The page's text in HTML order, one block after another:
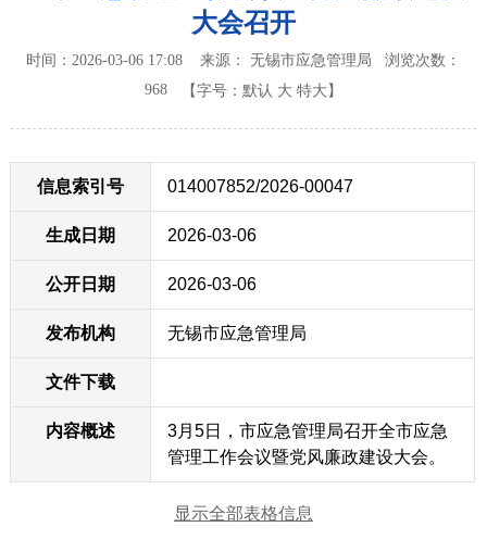
大会召开
时间：2026-03-06 17:08 来源： 无锡市应急管理局 浏览次数：
968
【字号：默认 大 特大 】
信息索引号 014007852/2026-00047
生成日期 2026-03-06
公开日期 2026-03-06
发布机构 无锡市应急管理局
文件下载
内容概述
3月5日，市应急管理局召开全市应急
管理工作会议暨党风廉政建设大会。
显示全部表格信息